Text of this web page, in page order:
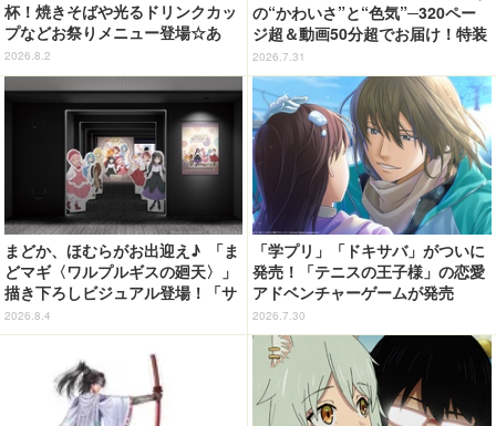
杯！焼きそばや光るドリンクカッ
プなどお祭りメニュー登場☆あ
の“麦わら帽子”もグッズ化!? 【U
SJ「ワンピース・プレミア・サマ
ー」が開幕】
2026.8.2
の“かわいさ”と“色気”─320ペー
ジ超＆動画50分超でお届け！特装
合本版のデジタル写真集が登場
2026.7.31
まどか、ほむらがお出迎え♪ 「ま
どマギ〈ワルプルギスの廻天〉」
描き下ろしビジュアル登場！「サ
ンシャインシティプリンスホテ
ル」コラボ開催
2026.8.4
「学プリ」「ドキサバ」がついに
発売！「テニスの王子様」の恋愛
アドベンチャーゲームが発売
2026.7.30